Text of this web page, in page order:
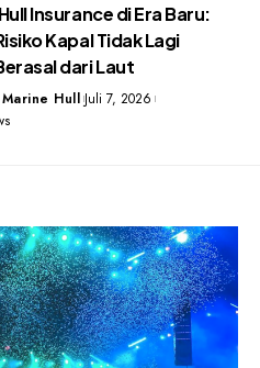
Insurance di Era Baru:
Kapal Tidak Lagi
dari Laut
Hull Juli 7, 2026